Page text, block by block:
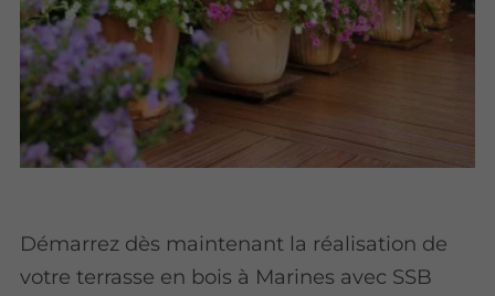
Démarrez dès maintenant la réalisation de
votre terrasse en bois à Marines avec SSB